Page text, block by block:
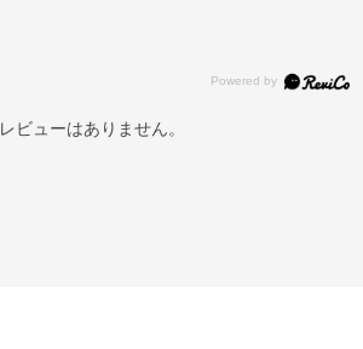
レビューはありません。